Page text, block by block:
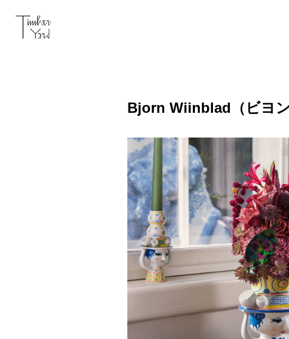
Bjorn Wiinblad（ビヨ